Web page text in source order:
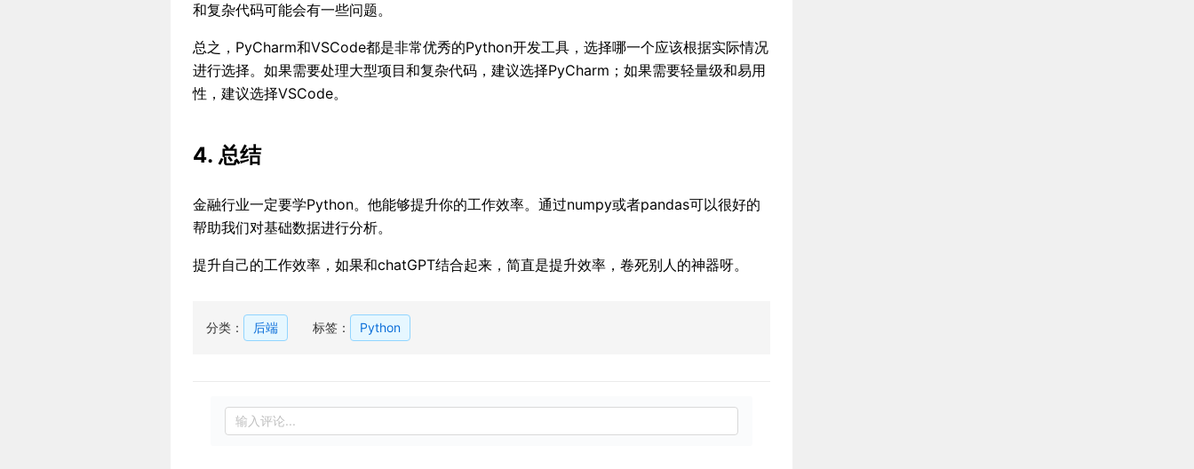
和复杂代码可能会有一些问题。
总之，PyCharm和VSCode都是非常优秀的Python开发工具，选择哪一个应该根据实际情况
进行选择。如果需要处理大型项目和复杂代码，建议选择PyCharm；如果需要轻量级和易用
性，建议选择VSCode。
4. 总结
金融行业一定要学Python。他能够提升你的工作效率。通过numpy或者pandas可以很好的
帮助我们对基础数据进行分析。
提升自己的工作效率，如果和chatGPT结合起来，简直是提升效率，卷死别人的神器呀。
分类： 后端 标签： Python